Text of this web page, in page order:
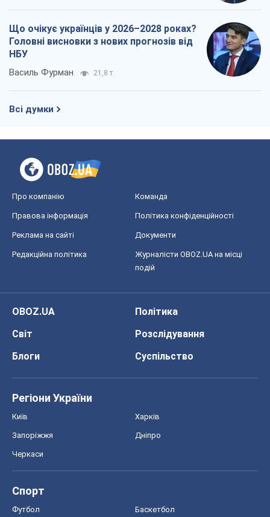
Що очікує українців у 2026–2028 роках?
Головні висновки з нових прогнозів від
НБУ
Василь Фурман 21,8 т.
Всі думки
Про компанію Команда
Правова інформація Політика конфіденційності
Реклама на сайті Документи
Редакційна політика
Журналісти OBOZ.UA на місці
подій
OBOZ.UA
Політика
Світ
Розслідування
Блоги
Суспільство
Регіони України
Київ Харків
Запоріжжя Дніпро
Черкаси
Спорт
Футбол Баскетбол